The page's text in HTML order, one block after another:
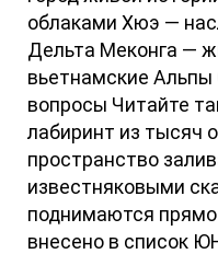
облаками Хюэ —
Дельта Меконга —
вьетнамские
вопросы Читайте
лабиринт из тысяч
пространство
известняковыми
поднимаются
внесено в список